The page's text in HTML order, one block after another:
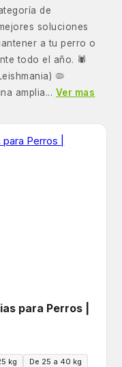
de
soluciones
a tu perro o
todo el año. 🕷️
🦠
amplia... Ver mas
para Perros |
kg De 25 a 40 kg